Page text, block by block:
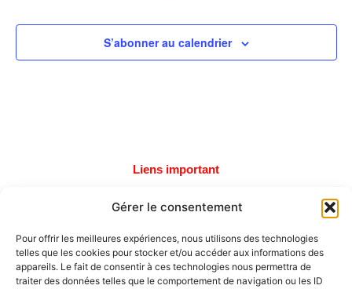
Gérer le consentement
Pour offrir les meilleures expériences, nous utilisons des technologies
telles que les cookies pour stocker et/ou accéder aux informations des
appareils. Le fait de consentir à ces technologies nous permettra de
traiter des données telles que le comportement de navigation ou les ID
S’abonner au calendrier
Liens important
Tous les tournois
Autres liens